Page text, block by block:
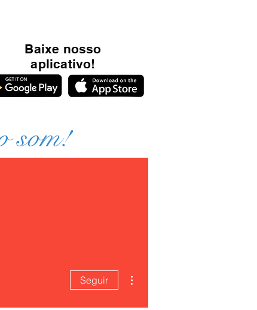
som!
Baixe nosso
aplicativo!
Seguir